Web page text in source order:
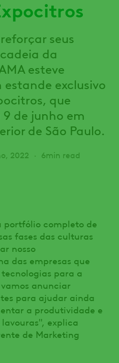
seus
da
esteve
exclusivo
que
de junho em
de São Paulo.
2022 6min read
portfólio completo de
fases das culturas
nosso
das empresas que
para a
anunciar
para ajudar ainda
a produtividade e
explica
de Marketing